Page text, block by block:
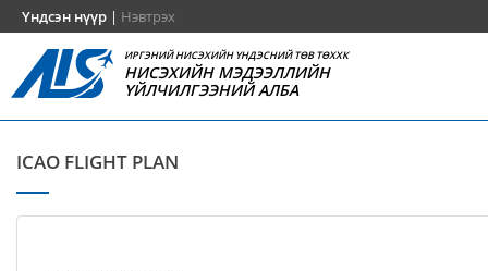
Үндсэн нүүр | Нэвтрэх
ИРГЭНИЙ НИСЭХИЙН ҮНДЭСНИЙ ТӨВ ТӨХХК
НИСЭХИЙН МЭДЭЭЛЛИЙН
ҮЙЛЧИЛГЭЭНИЙ АЛБА
ICAO FLIGHT PLAN